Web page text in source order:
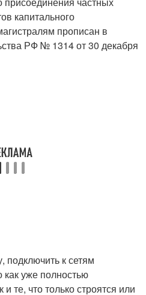
Газовые трубы
капитального
прописан в
РФ № 1314 от 30 декабря
подключить к сетям
как уже полностью
те, что только строятся или